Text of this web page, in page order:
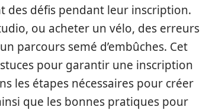
défis pendant leur inscription.
ou acheter un vélo, des erreurs
parcours semé d’embûches. Cet
pour garantir une inscription
les étapes nécessaires pour créer
que les bonnes pratiques pour